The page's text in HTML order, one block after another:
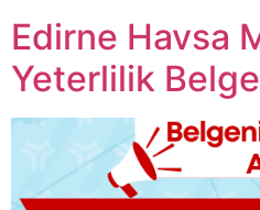
Edirne Havsa
Yeterlilik